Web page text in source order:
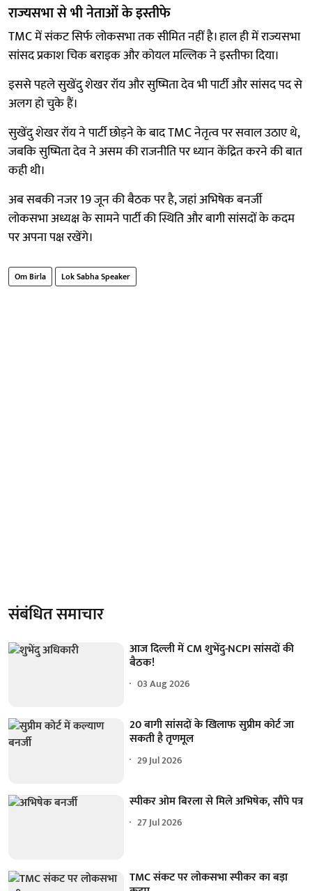
राज्यसभा से भी नेताओं के इस्तीफे
TMC में संकट सिर्फ लोकसभा तक सीमित नहीं है। हाल ही में राज्यसभा
सांसद प्रकाश चिक बराइक और कोयल मल्लिक ने इस्तीफा दिया।
इससे पहले सुखेंदु शेखर रॉय और सुष्मिता देव भी पार्टी और सांसद पद से
अलग हो चुके हैं।
सुखेंदु शेखर रॉय ने पार्टी छोड़ने के बाद TMC नेतृत्व पर सवाल उठाए थे,
जबकि सुष्मिता देव ने असम की राजनीति पर ध्यान केंद्रित करने की बात
कही थी।
अब सबकी नजर 19 जून की बैठक पर है, जहां अभिषेक बनर्जी
लोकसभा अध्यक्ष के सामने पार्टी की स्थिति और बागी सांसदों के कदम
पर अपना पक्ष रखेंगे।
Om Birla Lok Sabha Speaker
संबंधित समाचार
आज दिल्ली में CM शुभेंदु-NCPI सांसदों की
बैठक!
03 Aug 2026
20 बागी सांसदों के खिलाफ सुप्रीम कोर्ट जा
सकती है तृणमूल
29 Jul 2026
स्पीकर ओम बिरला से मिले अभिषेक, सौंपे पत्र
27 Jul 2026
TMC संकट पर लोकसभा स्पीकर का बड़ा